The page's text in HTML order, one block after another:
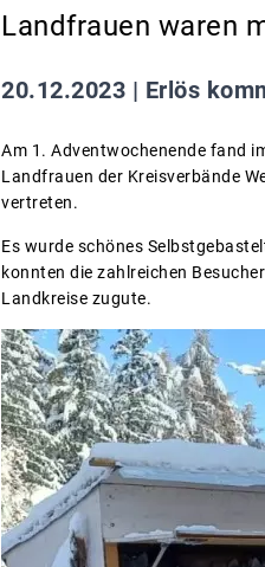
Landfrauen waren
20.12.2023 | Erlös
Am 1. Adventwochenende fand
Landfrauen der Kreisverbände
vertreten.
Es wurde schönes
konnten die zahlreichen
Landkreise zugute.